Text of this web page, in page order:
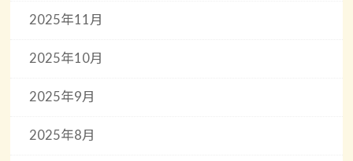
2025年11月
2025年10月
2025年9月
2025年8月